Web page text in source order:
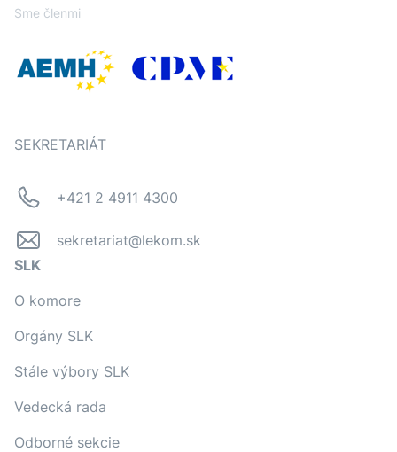
Sme členmi
SEKRETARIÁT
+421 2 4911 4300
sekretariat@lekom.sk
SLK
O komore
Orgány SLK
Stále výbory SLK
Vedecká rada
Odborné sekcie